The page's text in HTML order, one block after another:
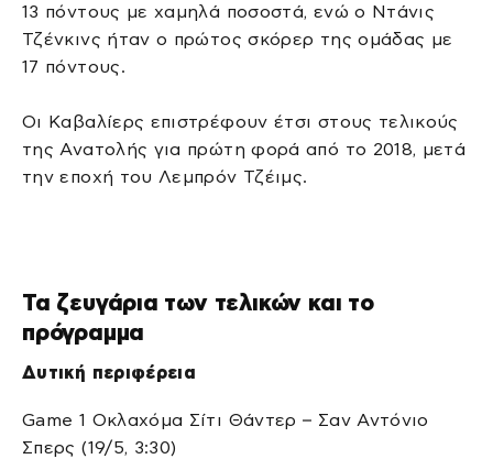
13 πόντους με χαμηλά ποσοστά, ενώ ο Ντάνις
Τζένκινς ήταν ο πρώτος σκόρερ της ομάδας με
17 πόντους.
Οι Καβαλίερς επιστρέφουν έτσι στους τελικούς
της Ανατολής για πρώτη φορά από το 2018, μετά
την εποχή του Λεμπρόν Τζέιμς.
Τα ζευγάρια των τελικών και το
πρόγραμμα
Δυτική περιφέρεια
Game 1 Οκλαχόμα Σίτι Θάντερ – Σαν Αντόνιο
Σπερς (19/5, 3:30)